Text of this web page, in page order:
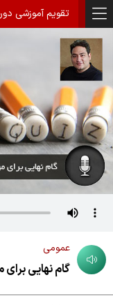
تقویم آموزشی
گام نهایی
عمومی